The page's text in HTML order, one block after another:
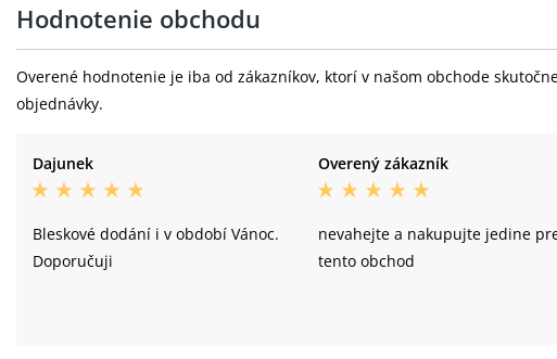
Hodnotenie obchodu
Overené hodnotenie je iba od zákazníkov, ktorí v našom obchode
objednávky.
Dajunek
Bleskové dodání i v období Vánoc.
Doporučuji
Overený zákazník
nevahejte a nakupujte jedine
tento obchod